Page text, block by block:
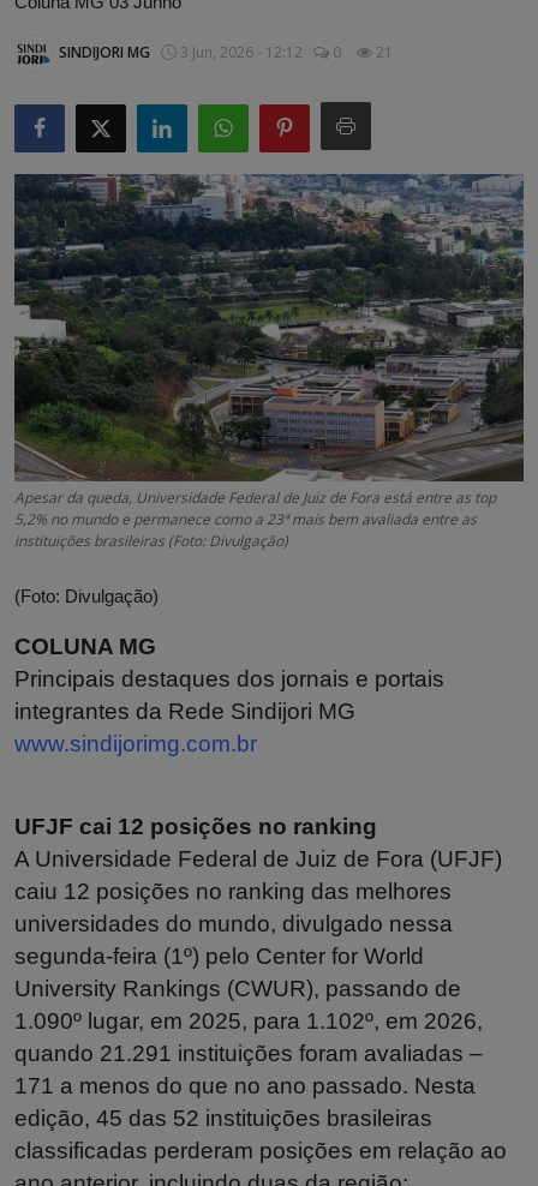
SINDIJORI MG 3 Jun, 2026 - 12:12 0 21
Apesar da queda, Universidade Federal de Juiz de Fora está entre as top
5,2% no mundo e permanece como a 23ª mais bem avaliada entre as
instituições brasileiras (Foto: Divulgação)
(Foto: Divulgação)
COLUNA MG
Principais destaques dos jornais e portais
integrantes da Rede Sindijori MG
www.sindijorimg.com.br
UFJF cai 12 posições no ranking
A Universidade Federal de Juiz de Fora (UFJF)
caiu 12 posições no ranking das melhores
universidades do mundo, divulgado nessa
segunda-feira (1º) pelo Center for World
University Rankings (CWUR), passando de
1.090º lugar, em 2025, para 1.102º, em 2026,
quando 21.291 instituições foram avaliadas –
171 a menos do que no ano passado. Nesta
edição, 45 das 52 instituições brasileiras
classificadas perderam posições em relação ao